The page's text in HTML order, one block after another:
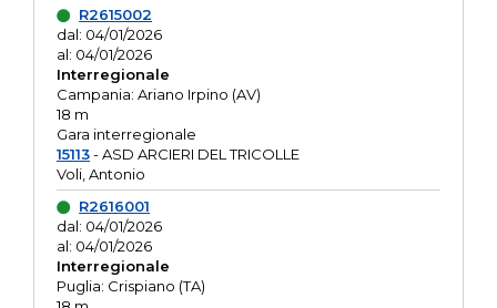
R2615002
dal: 04/01/2026
al: 04/01/2026
Interregionale
Campania: Ariano Irpino (AV)
18 m
Gara interregionale
15113- ASD ARCIERI DEL TRICOLLE
Voli, Antonio
R2616001
dal: 04/01/2026
al: 04/01/2026
Interregionale
Puglia: Crispiano (TA)